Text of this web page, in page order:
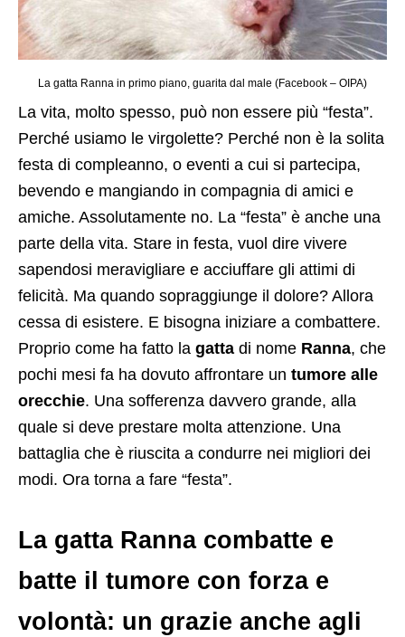
La gatta Ranna in primo piano, guarita dal male (Facebook – OIPA)
La vita, molto spesso, può non essere più “festa”.
Perché usiamo le virgolette? Perché non è la solita
festa di compleanno, o eventi a cui si partecipa,
bevendo e mangiando in compagnia di amici e
amiche. Assolutamente no. La “festa” è anche una
parte della vita. Stare in festa, vuol dire vivere
sapendosi meravigliare e acciuffare gli attimi di
felicità. Ma quando sopraggiunge il dolore? Allora
cessa di esistere. E bisogna iniziare a combattere.
Proprio come ha fatto la gatta di nome Ranna, che
pochi mesi fa ha dovuto affrontare un tumore alle
orecchie. Una sofferenza davvero grande, alla
quale si deve prestare molta attenzione. Una
battaglia che è riuscita a condurre nei migliori dei
modi. Ora torna a fare “festa”.
La gatta Ranna combatte e
batte il tumore con forza e
volontà: un grazie anche agli